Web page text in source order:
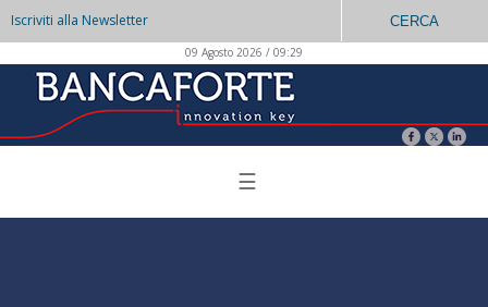
Iscriviti alla Newsletter CERCA
09 Agosto 2026 / 09:29
☰